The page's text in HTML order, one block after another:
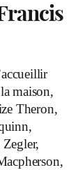
maison,
Theron,